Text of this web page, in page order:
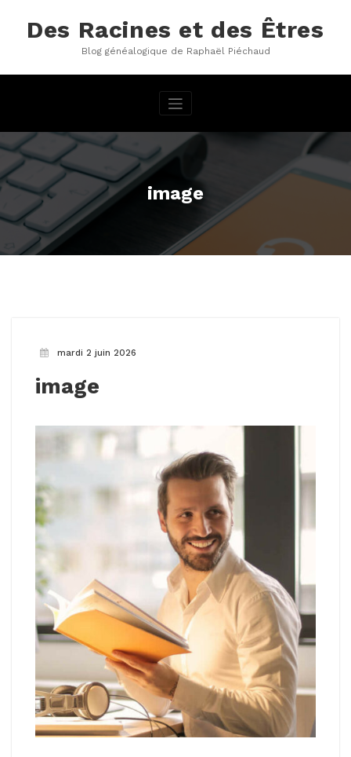
contenuDes Racines et des Êtres
Blog généalogique de Raphaël Piéchaud
image
mardi 2 juin 2026
image